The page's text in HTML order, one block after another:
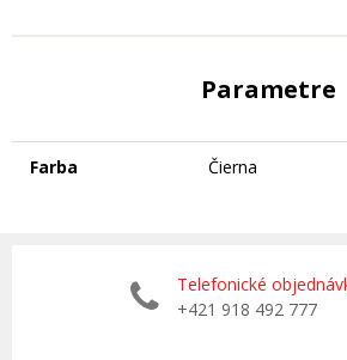
Parametre
Farba Čierna
Telefonické
+421 918 492 777